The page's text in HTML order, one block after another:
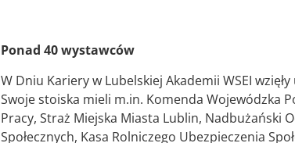
Ponad 40 wystawców
W Dniu Kariery w Lubelskiej Akademii WSEI
Swoje stoiska mieli m.in. Komenda Wojewódzka
Pracy, Straż Miejska Miasta Lublin, Nadbużański
Społecznych, Kasa Rolniczego Ubezpieczenia